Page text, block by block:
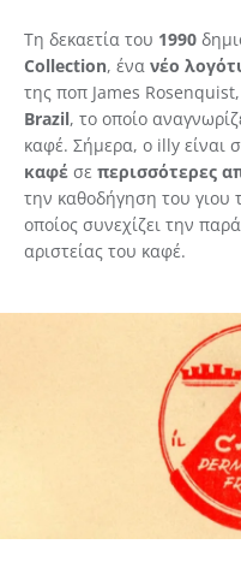
Τη δεκαετία του 1990
Collection, ένα νέο
της ποπ James
Brazil, το οποίο
καφέ. Σήμερα, ο illy είναι
καφέ σε περισσότερες
την καθοδήγηση του γιου
οποίος συνεχίζει την
αριστείας του καφέ.